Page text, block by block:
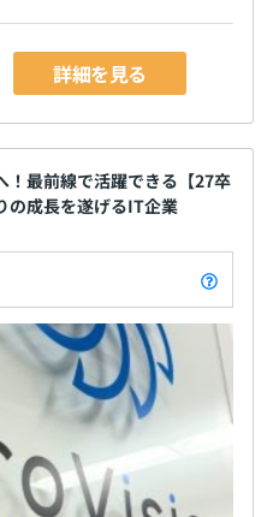
詳細を見る
！最前線で活躍できる【27卒
成長を遂げるIT企業